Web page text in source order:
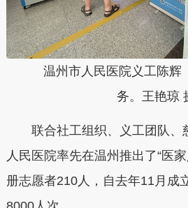
温州市人民医院义工陈辉
务。王艳琼
联合社工组织、义工团队、
人民医院率先在温州推出了“医
册志愿者210人，自去年11月成